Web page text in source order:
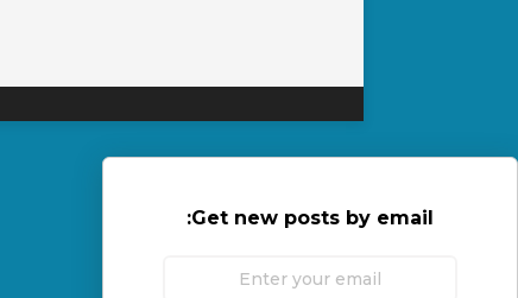
Get new posts by email: